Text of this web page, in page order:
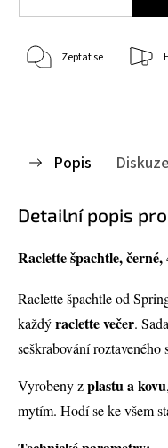
Zeptat se
Popis Diskuze
Detailní popis
Raclette špachtle,
Raclette špachtle od
každýraclette večer.
seškrabování
Vyrobeny zplastu a kovu
mytím. Hodí se ke všem